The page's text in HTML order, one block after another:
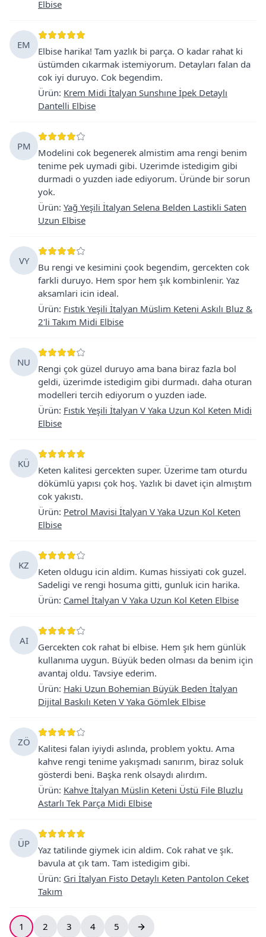
Elbise
EM
Elbise harika! Tam yazlık bi parça. O kadar rahat ki
üstümden cıkarmak istemiyorum. Detayları falan da
cok iyi duruyo. Cok begendim.
Ürün: Krem Midi İtalyan Sunshıne İpek Detaylı
Dantelli Elbise
PM
Modelini cok begenerek almistim ama rengi benim
tenime pek uymadi gibi. Uzerimde istedigim gibi
durmadi o yuzden iade ediyorum. Üründe bir sorun
yok.
Ürün: Yağ Yeşili İtalyan Selena Belden Lastikli Saten
Uzun Elbise
VY
Bu rengi ve kesimini çook begendim, gercekten cok
farkli duruyo. Hem spor hem şık kombinlenir. Yaz
aksamlari icin ideal.
Ürün: Fıstık Yeşili İtalyan Müslim Keteni Askılı Bluz &
2'li Takım Midi Elbise
NU
Rengi çok güzel duruyo ama bana biraz fazla bol
geldi, üzerimde istedigim gibi durmadı. daha oturan
modelleri tercih ediyorum o yuzden iade.
Ürün: Fıstık Yeşili İtalyan V Yaka Uzun Kol Keten Midi
Elbise
KÜ
Keten kalitesi gercekten super. Üzerime tam oturdu
dökümlü yapısı çok hoş. Yazlık bi davet için almıştım
cok yakıstı.
Ürün: Petrol Mavisi İtalyan V Yaka Uzun Kol Keten
Elbise
KZ
Keten oldugu icin aldim. Kumas hissiyati cok guzel.
Sadeligi ve rengi hosuma gitti, gunluk icin harika.
Ürün: Camel İtalyan V Yaka Uzun Kol Keten Elbise
AI
Gercekten cok rahat bi elbise. Hem şık hem günlük
kullanıma uygun. Büyük beden olması da benim için
avantaj oldu. Tavsiye ederim.
Ürün: Haki Uzun Bohemian Büyük Beden İtalyan
Dijital Baskılı Keten V Yaka Gömlek Elbise
ZÖ
Kalitesi falan iyiydi aslında, problem yoktu. Ama
kahve rengi tenime yakışmadı sanırım, biraz soluk
gösterdi beni. Başka renk olsaydı alırdım.
Ürün: Kahve İtalyan Müslin Keteni Üstü File Bluzlu
Astarlı Tek Parça Midi Elbise
ÜP
Yaz tatilinde giymek icin aldim. Cok rahat ve şık.
bavula at çık tam. Tam istedigim gibi.
Ürün: Gri İtalyan Fisto Detaylı Keten Pantolon Ceket
Takım
1 2 3 4 5